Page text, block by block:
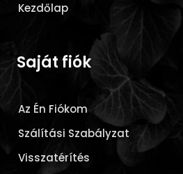
Kezdőlap
Saját fiók
Az Én Fiókom
Szálítási Szabályzat
Visszatérítés